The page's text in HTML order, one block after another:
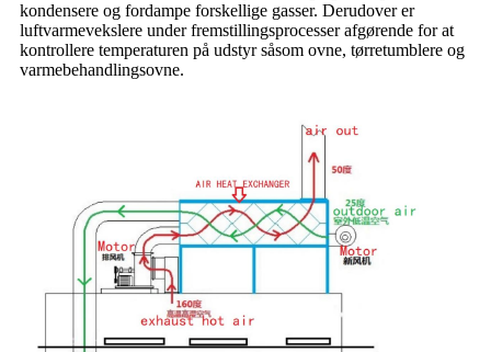
kondensere og fordampe forskellige gasser. Derudover er
luftvarmevekslere under fremstillingsprocesser afgørende for at
kontrollere temperaturen på udstyr såsom ovne, tørretumblere og
varmebehandlingsovne.